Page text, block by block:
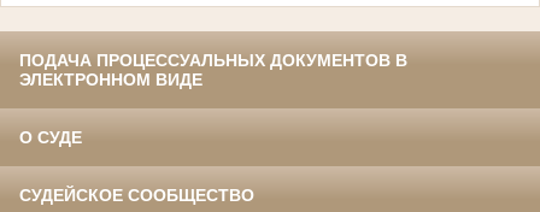
ПОДАЧА ПРОЦЕССУАЛЬНЫХ ДОКУМЕНТОВ В
ЭЛЕКТРОННОМ ВИДЕ
О СУДЕ
СУДЕЙСКОЕ СООБЩЕСТВО